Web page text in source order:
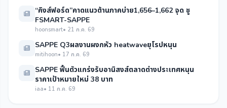
“คิงส์ฟอร์ด”คาดแนวต้านภาคบ่าย1,656–1,662 จุด ชู
FSMART-SAPPE
hoonsmart• 21 ก.ค. 69
SAPPE Q3ผลงานผงกหัว heatwaveยุโรปหนุน
mitihoon• 17 ก.ค. 69
SAPPE ฟื้นตัวแกร่งรับอานิสงส์ตลาดต่างประเทศหนุน
ราคาเป้าหมายใหม่ 38 บาท
iaa• 11 ก.ค. 69